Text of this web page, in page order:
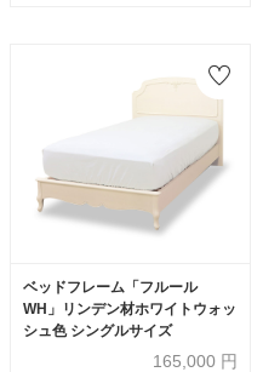
ベッドフレーム「フルール
WH」リンデン材ホワイトウォッ
シュ色 シングルサイズ
165,000 円